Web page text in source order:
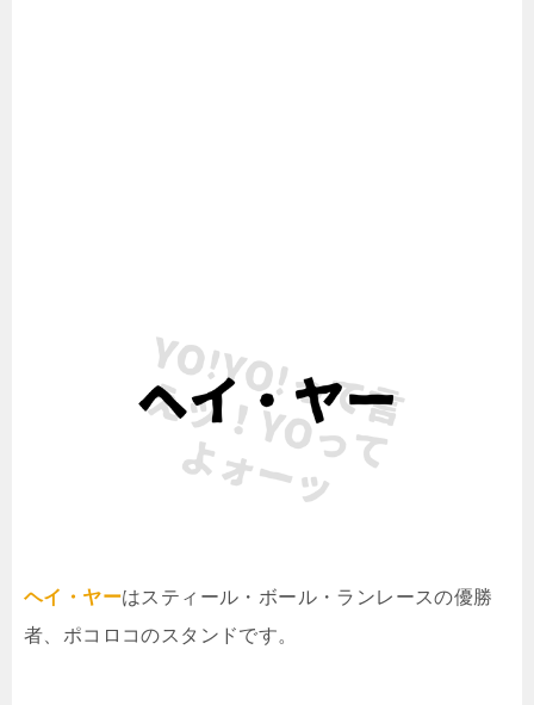
ヘイ・ヤーはスティール・ボール・ランレースの優勝
者、ポコロコのスタンドです。